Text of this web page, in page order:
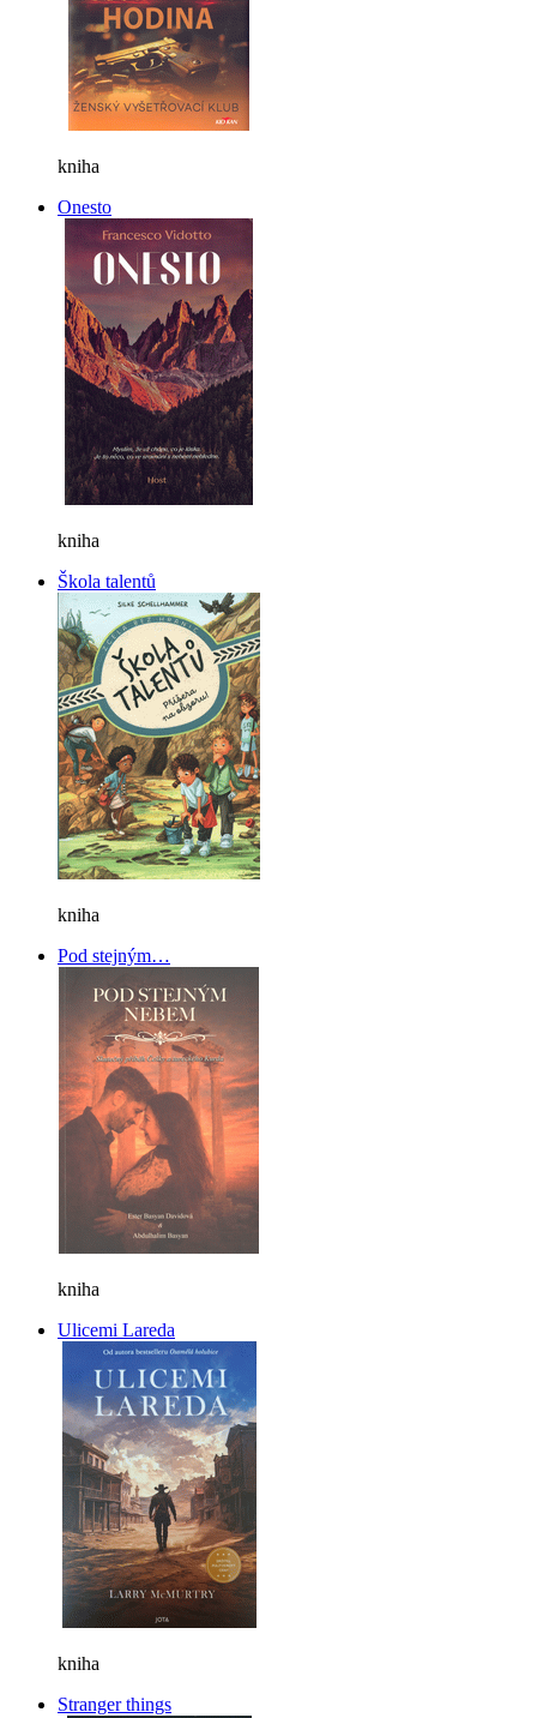
kniha
Onesto
kniha
Škola talentů
kniha
Pod stejným…
kniha
Ulicemi Lareda
kniha
Stranger things